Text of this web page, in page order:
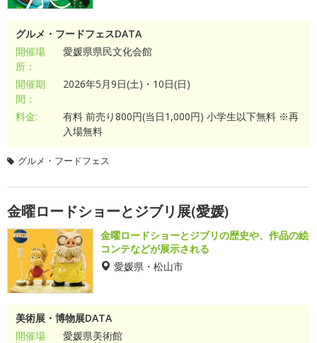
グルメ・フードフェスDATA
開催場
所：
愛媛県県民文化会館
開催期
間：
2026年5月9日(土)・10日(日)
料金:
有料 前売り800円(当日1,000円) 小学生以下無料 ※再
入場無料
グルメ・フードフェス
金曜ロードショーとジブリ展(愛媛)
金曜ロードショーとジブリの歴史や、作品の絵
コンテなどが展示される
愛媛県・松山市
美術展・博物展DATA
開催場
愛媛県美術館